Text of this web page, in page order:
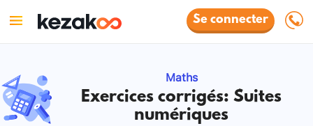
Se connecter
Maths
Exercices corrigés: Suites
numériques